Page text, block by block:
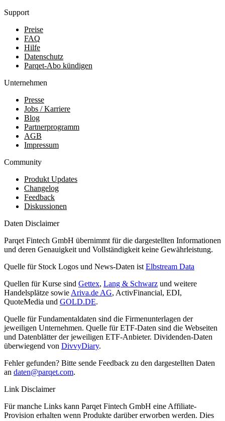
Support
Preise
FAQ
Hilfe
Datenschutz
Parqet-Abo kündigen
Unternehmen
Presse
Jobs / Karriere
Blog
Partnerprogramm
AGB
Impressum
Community
Produkt Updates
Changelog
Feedback
Diskussionen
Daten Disclaimer
Parqet Fintech GmbH übernimmt für die dargestellten Informationen
und deren Genauigkeit und Vollständigkeit keine Gewährleistung.
Quelle für Stock Logos und News-Daten ist Elbstream Data
Quellen für Kurse sind Gettex, Lang & Schwarz und weitere
Handelsplätze sowie Ariva.de AG, ActivFinancial, EDI,
QuoteMedia und GOLD.DE.
Quelle für Fundamentaldaten sind die Firmenunterlagen der
jeweiligen Unternehmen. Quelle für ETF-Daten sind die Webseiten
und Datenblätter der jeweiligen ETF-Anbieter. Dividenden-Daten
überwiegend von DivvyDiary.
Fehler gefunden? Bitte sende Feedback zu den dargestellten Daten
an daten@parqet.com.
Link Disclaimer
Für manche Links kann Parqet Fintech GmbH eine Affiliate-
Provision erhalten wenn Produkte darüber erworben werden. Dies